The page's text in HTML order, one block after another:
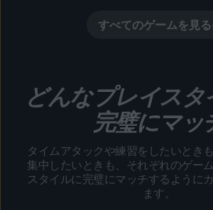
すべてのゲームを見る
どんなプレイスタ
完璧にマッ
タイムアタックや練習をしたいとき
集中したいときも、それぞれのゲー
スタイルに完璧にマッチするように
ます。